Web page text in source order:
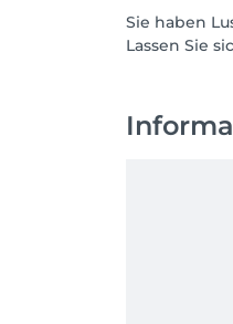
Sie haben
Lassen Sie